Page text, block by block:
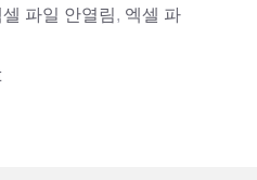
셀 파일 안열림, 엑셀 파